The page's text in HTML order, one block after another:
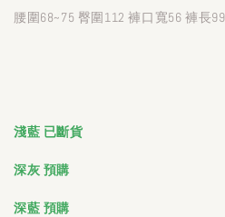
腰圍68~75 臀圍112 褲口寬56 褲長
淺藍 已斷貨
深灰 預購
深藍 預購